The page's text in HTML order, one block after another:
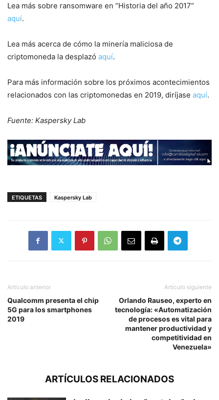
Lea más sobre ransomware en “Historia del año 2017”
aquí.
Lea más acerca de cómo la minería maliciosa de
criptomoneda la desplazó aquí.
Para más información sobre los próximos acontecimientos
relacionados con las criptomonedas en 2019, diríjase aquí.
Fuente: Kaspersky Lab
ETIQUETAS Kaspersky Lab
Artículo anterior
Qualcomm presenta el chip
5G para los smartphones
2019
Artículo siguiente
Orlando Rauseo, experto en
tecnología: «Automatización
de procesos es vital para
mantener productividad y
competitividad en
Venezuela»
ARTÍCULOS RELACIONADOS